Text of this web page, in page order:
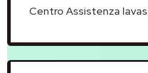
Centro Assistenza